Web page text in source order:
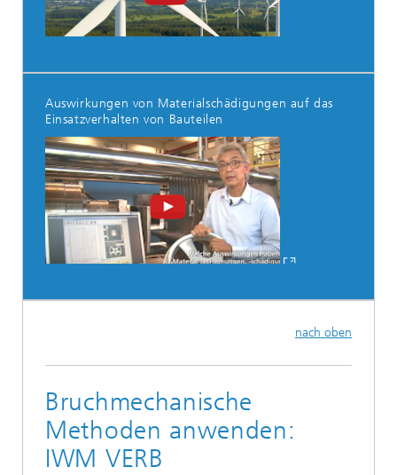
Auswirkungen von Materialschädigungen auf das
Einsatzverhalten von Bauteilen
nach oben
Bruchmechanische
Methoden anwenden:
IWM VERB